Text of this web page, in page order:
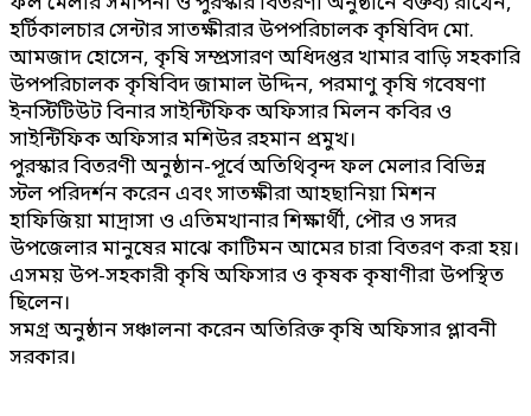
হর্টিকালচার সেন্টার সাতক্ষীরার উপপরিচালক কৃষিবিদ মো.
আমজাদ হোসেন, কৃষি সম্প্রসারণ অধিদপ্তর খামার বাড়ি সহকারি
উপপরিচালক কৃষিবিদ জামাল উদ্দিন, পরমাণু কৃষি গবেষণা
ইনস্টিটিউট বিনার সাইন্টিফিক অফিসার মিলন কবির ও
সাইন্টিফিক অফিসার মশিউর রহমান প্রমুখ।
পুরস্কার বিতরণী অনুষ্ঠান-পূর্বে অতিথিবৃন্দ ফল মেলার বিভিন্ন
স্টল পরিদর্শন করেন এবং সাতক্ষীরা আহছানিয়া মিশন
হাফিজিয়া মাদ্রাসা ও এতিমখানার শিক্ষার্থী, পৌর ও সদর
উপজেলার মানুষের মাঝে কাটিমন আমের চারা বিতরণ করা হয়।
এসময় উপ-সহকারী কৃষি অফিসার ও কৃষক কৃষাণীরা উপস্থিত
ছিলেন।
সমগ্র অনুষ্ঠান সঞ্চালনা করেন অতিরিক্ত কৃষি অফিসার প্লাবনী
সরকার।